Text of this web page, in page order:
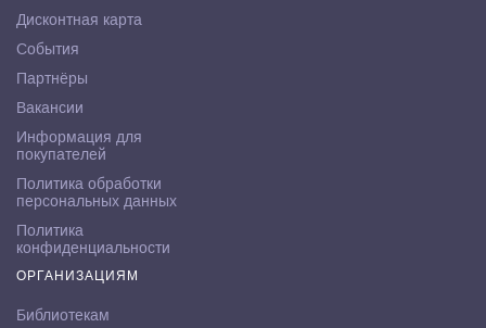
Дисконтная карта
События
Партнёры
Вакансии
Информация для
покупателей
Политика обработки
персональных данных
Политика
конфиденциальности
ОРГАНИЗАЦИЯМ
Библиотекам